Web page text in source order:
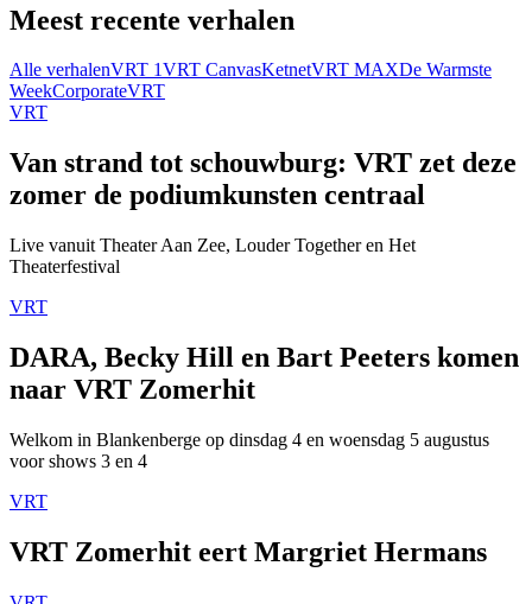
Meest recente verhalen
Alle verhalenVRT 1VRT CanvasKetnetVRT MAXDe Warmste
WeekCorporateVRT
VRT
Van strand tot schouwburg: VRT zet deze
zomer de podiumkunsten centraal
Live vanuit Theater Aan Zee, Louder Together en Het
Theaterfestival
VRT
DARA, Becky Hill en Bart Peeters komen
naar VRT Zomerhit
Welkom in Blankenberge op dinsdag 4 en woensdag 5 augustus
voor shows 3 en 4
VRT
VRT Zomerhit eert Margriet Hermans